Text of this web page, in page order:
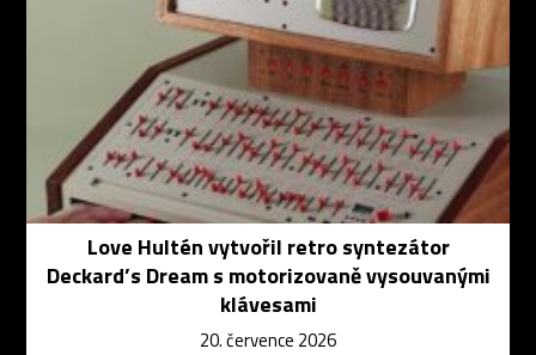
Love Hultén vytvořil retro syntezátor
Deckard’s Dream s motorizovaně vysouvanými
klávesami
20. července 2026